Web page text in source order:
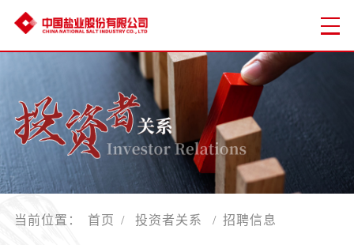
当前位置： 首页 / 投资者关系 / 招聘信息